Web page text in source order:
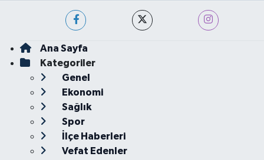
Ana Sayfa
Kategoriler
Genel
Ekonomi
Sağlık
Spor
İlçe Haberleri
Vefat Edenler